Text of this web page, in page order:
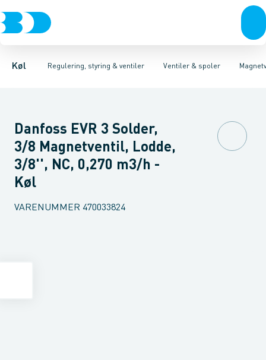
Køl Regulering, styring & ventiler
KompressorerKondenseringsaggregaterFordampere
Ventiler & spoler
Pressostater & termostaterSensorer & transmitterer
Magnetventiler til vandMagnetventiler til kølemiddel
Danfoss EVR 3 Solder,
3/8 Magnetventil, Lodde,
3/8'', NC, 0,270 m3/h -
Køl
VARENUMMER 470033824